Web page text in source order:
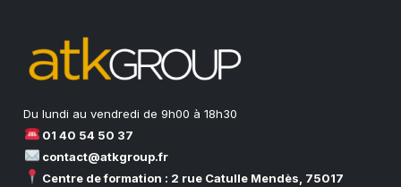
Du lundi au vendredi de 9h00 à 18h30
01 40 54 50 37
contact@atkgroup.fr
Centre de formation : 2 rue Catulle Mendès, 75017